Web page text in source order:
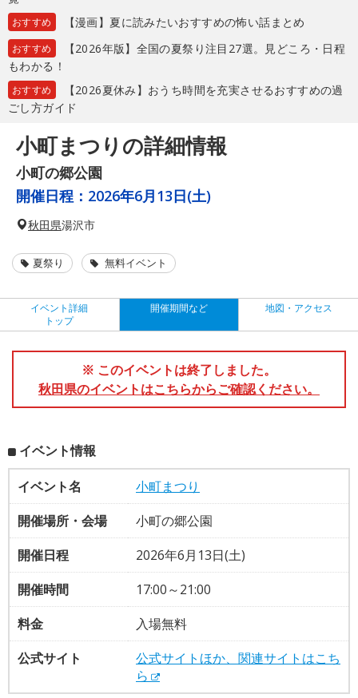
おすすめ 【漫画】夏に読みたいおすすめの怖い話まとめ
おすすめ
【2026年版】全国の夏祭り注目27選。見どころ・日程
もわかる！
おすすめ
【2026夏休み】おうち時間を充実させるおすすめの過
ごし方ガイド
小町まつりの詳細情報
小町の郷公園
開催日程： 2026年6月13日(土)
秋田県湯沢市
夏祭り 無料イベント
イベント詳細
トップ
開催期間など 地図・アクセス
※ このイベントは終了しました。
秋田県のイベントはこちらからご確認ください。
イベント情報
イベント名
小町まつり
開催場所・会場
小町の郷公園
開催日程
2026年6月13日(土)
開催時間
17:00～21:00
料金
入場無料
公式サイト
公式サイトほか、関連サイトはこち
ら